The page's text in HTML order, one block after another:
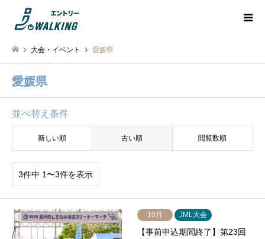
大会・イベント 愛媛県
愛媛県
並べ替え条件
新しい順 古い順 閲覧数順
3件中 1〜3件を表示
10月 JML大会
【事前申込期間終了】第23回